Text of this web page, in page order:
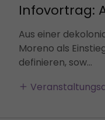
Infovortrag:
Aus einer
Moreno als
definieren, sow...